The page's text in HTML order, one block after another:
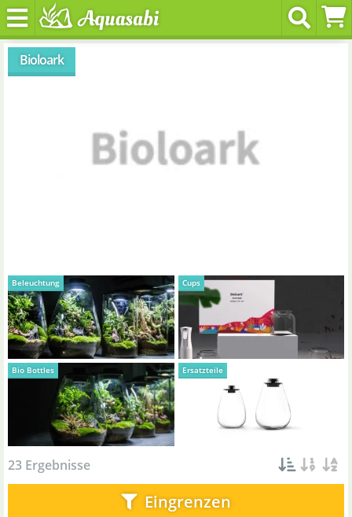
Beleuchtung
Bio Bottles
Cups
Ersatzteile
Bioloark
23 Ergebnisse
Eingrenzen